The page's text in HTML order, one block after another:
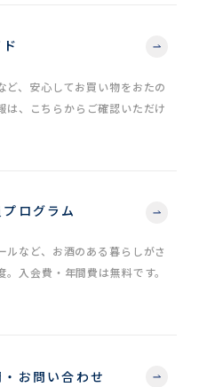
ど、安心してお買い物をおたの
は、こちらからご確認いただけ
ログラム
ルなど、お酒のある暮らしがさ
入会費・年間費は無料です。
お問い合わせ